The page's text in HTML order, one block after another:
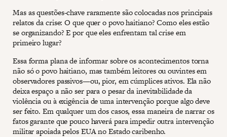
Mas as questões-chave raramente são colocadas nos principais
relatos da crise: O que quer o povo haitiano? Como eles estão
se organizando? E por que eles enfrentam tal crise em
primeiro lugar?
Essa forma plana de informar sobre os acontecimentos torna
não só o povo haitiano, mas também leitores ou ouvintes em
observadores passivos—ou, pior, em cúmplices ativos. Ela não
deixa espaço a não ser para o pesar da inevitabilidade da
violência ou à exigência de uma intervenção porque algo deve
ser feito. Em qualquer um dos casos, essa maneira de narrar os
fatos garante que pouco haverá para impedir outra intervenção
militar apoiada pelos EUA no Estado caribenho.